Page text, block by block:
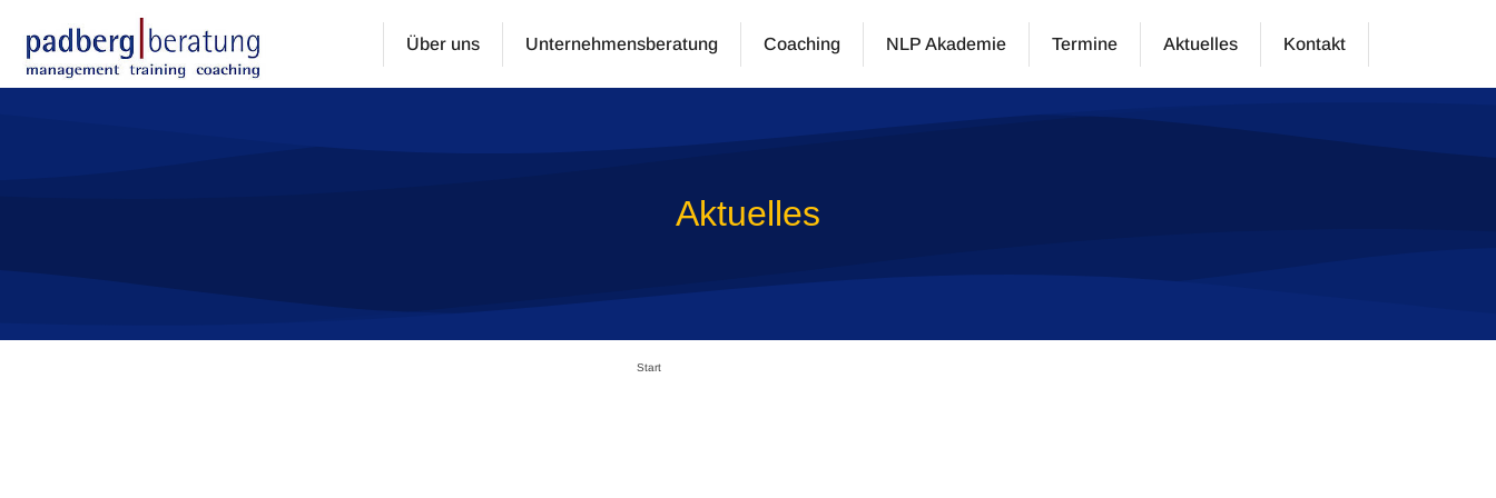
Über uns Unternehmensberatung Coaching NLP Akademie Termine Aktuelles Kontakt
Aktuelles
Start